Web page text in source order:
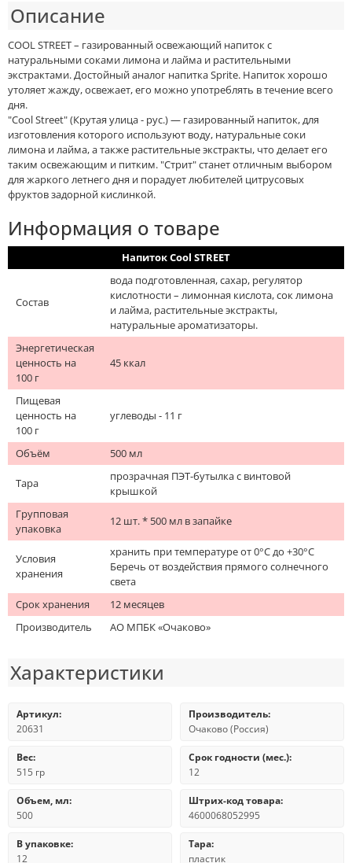
Описание
COOL STREET – газированный освежающий напиток с
натуральными соками лимона и лайма и растительными
экстрактами. Достойный аналог напитка Sprite. Напиток хорошо
утоляет жажду, освежает, его можно употреблять в течение всего
дня.
"Cool Street" (Крутая улица - рус.) — газированный напиток, для
изготовления которого используют воду, натуральные соки
лимона и лайма, а также растительные экстракты, что делает его
таким освежающим и питким. "Стрит" станет отличным выбором
для жаркого летнего дня и порадует любителей цитрусовых
фруктов задорной кислинкой.
Информация о товаре
Напиток Cool STREET
Состав
вода подготовленная, сахар, регулятор
кислотности – лимонная кислота, сок лимона
и лайма, растительные экстракты,
натуральные ароматизаторы.
Энергетическая
ценность на
100 г
45 ккал
Пищевая
ценность на
100 г
углеводы - 11 г
Объём 500 мл
Тара
прозрачная ПЭТ-бутылка с винтовой
крышкой
Групповая
упаковка
12 шт. * 500 мл в запайке
Условия
хранения
хранить при температуре от 0°C до +30°С
Беречь от воздействия прямого солнечного
света
Срок хранения
12 месяцев
Производитель
АО МПБК «Очаково»
Характеристики
Артикул:
20631
Производитель:
Очаково (Россия)
Вес:
515 гр
Срок годности (мес.):
12
Объем, мл:
500
Штрих-код товара:
4600068052995
В упаковке:
12
Тара:
пластик